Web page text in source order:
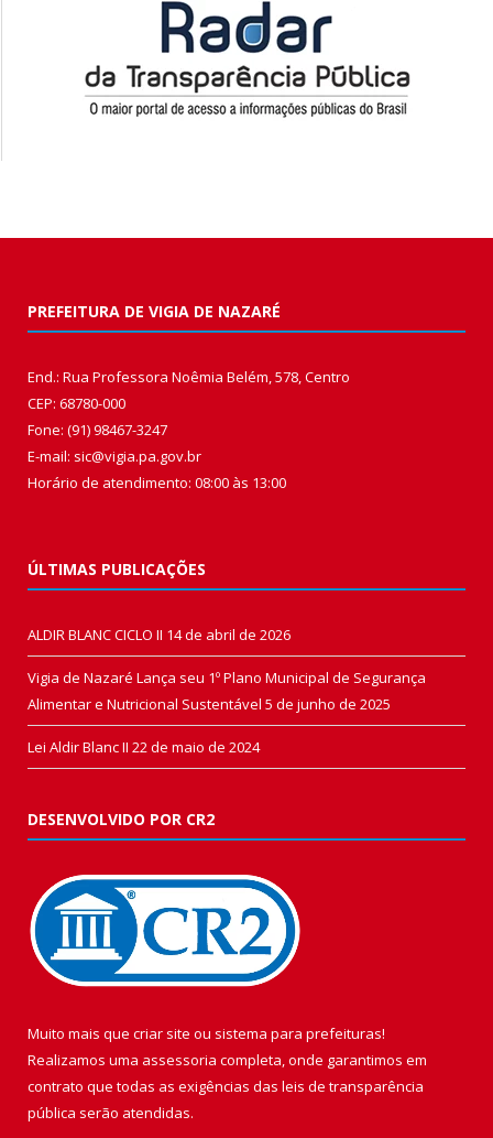
PREFEITURA DE VIGIA DE NAZARÉ
End.: Rua Professora Noêmia Belém, 578, Centro
CEP: 68780-000
Fone: (91) 98467-3247
E-mail: sic@vigia.pa.gov.br
Horário de atendimento: 08:00 às 13:00
ÚLTIMAS PUBLICAÇÕES
ALDIR BLANC CICLO II 14 de abril de 2026
Vigia de Nazaré Lança seu 1º Plano Municipal de Segurança
Alimentar e Nutricional Sustentável 5 de junho de 2025
Lei Aldir Blanc II 22 de maio de 2024
DESENVOLVIDO POR CR2
Muito mais que criar site ou sistema para prefeituras!
Realizamos uma assessoria completa, onde garantimos em
contrato que todas as exigências das leis de transparência
pública serão atendidas.